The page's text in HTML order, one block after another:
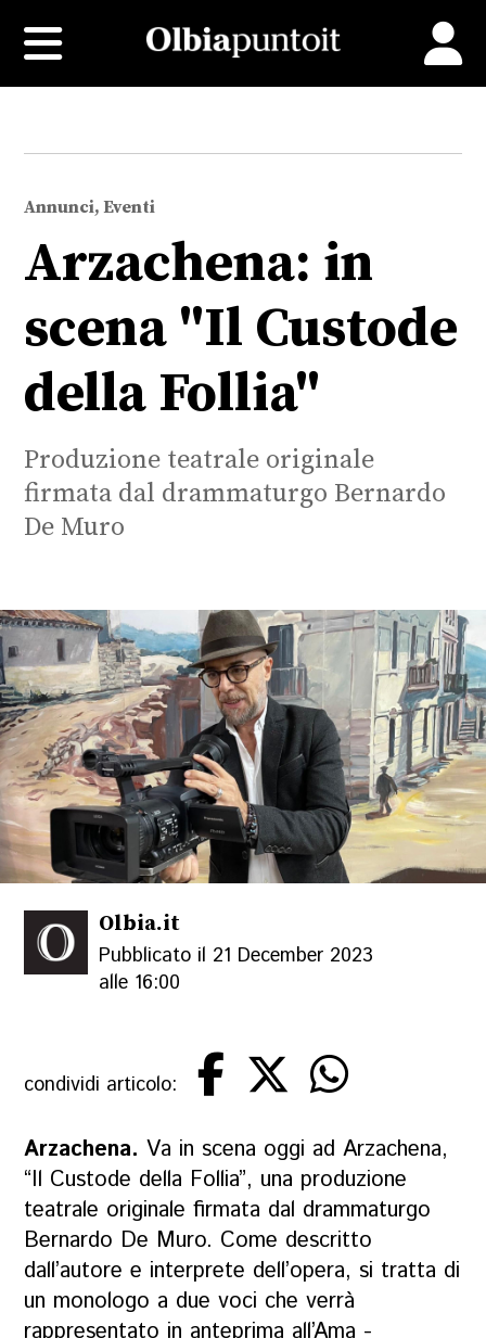
Annunci, Eventi
Arzachena: in
scena "Il Custode
della Follia"
Produzione teatrale originale
firmata dal drammaturgo Bernardo
De Muro
Olbia.it
Pubblicato il 21 December 2023
alle 16:00
condividi articolo:
Arzachena.Va in scena oggi ad Arzachena,
“Il Custode della Follia”, una produzione
teatrale originale firmata dal drammaturgo
Bernardo De Muro. Come descritto
dall’autore e interprete dell’opera, si tratta di
un monologo a due voci che verrà